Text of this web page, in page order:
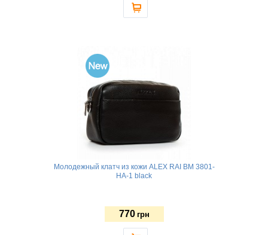
Молодежный клатч из кожи ALEX RAI BM 3801-
HA-1 black
770 грн